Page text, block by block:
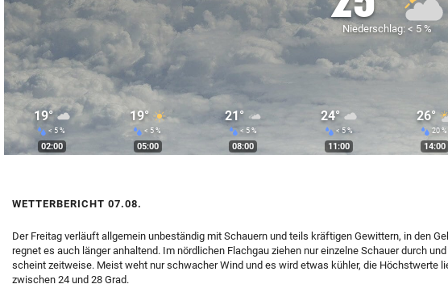
© Krone Multimedia GmbH & Co KG 2026
Muthgasse 2, 1190 Wien
Niederschlag: < 5 %
19°
< 5 %
02:00
19°
< 5 %
05:00
21°
< 5 %
08:00
24°
< 5 %
11:00
26°
20 %
14:00
WETTERBERICHT 07.08.
Der Freitag verläuft allgemein unbeständig mit Schauern und teils kräftigen Gewittern, in den
regnet es auch länger anhaltend. Im nördlichen Flachgau ziehen nur einzelne Schauer durch
scheint zeitweise. Meist weht nur schwacher Wind und es wird etwas kühler, die Höchstwerte
zwischen 24 und 28 Grad.